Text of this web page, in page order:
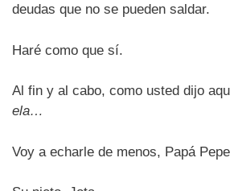
deudas que no se pueden saldar.
Haré como que sí.
Al fin y al cabo, como usted dijo
ela…
Voy a echarle de menos, Papá